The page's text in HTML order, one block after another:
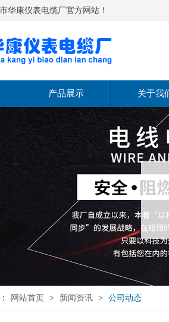
华康仪表电缆厂官方网站！
产品展示
热电偶
温度变送器
压力变送器
流量计
关于我
公司介
经营范
文化理
公司实
网站首页 > 新闻资讯 > 公司动态